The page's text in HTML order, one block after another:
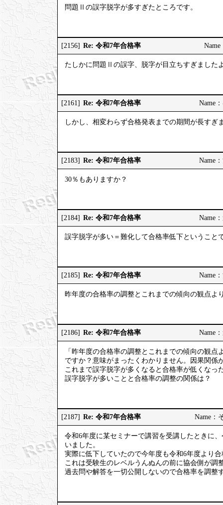
問題Ⅱの誤字脱字が多すぎたところです。
[2156] Re: 令和7年合格率
たしかに問題Ⅱの誤字、脱字が目立ちすぎました
[2161] Re: 令和7年合格率 Name
しかし、相変わらず合格発表までの期間が長すぎ
[2183] Re: 令和7年合格率 Name
30％もありますか？
[2184] Re: 令和7年合格率 Name
誤字脱字が多い＝難化して合格率低下ということ
[2185] Re: 令和7年合格率 Name
昨年度の合格率の調整とこれまでの傾向の観点よ
[2186] Re: 令和7年合格率 Name
「昨年度の合格率の調整とこれまでの傾向の観
ですか？意味がまったくわかりません。因果関係
これまで誤字脱字が多くなると合格率が低くなっ
誤字脱字が多いことと合格率の調整の関係は？
[2187] Re: 令和7年合格率 Name：
令和6年度に某セミナーで講習を受講したときに
いました。
実際に低下していたので今年度も令和6年度より
これは受験生のレベルうんぬんの前に協会側が調
過去問や解答を一切公開しないので合格率を調整